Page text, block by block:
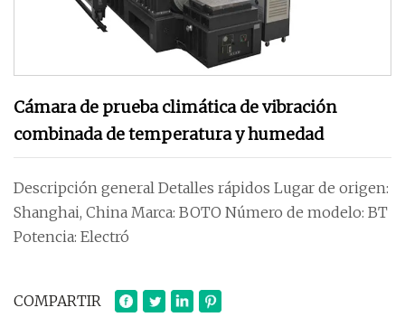
Cámara de prueba climática de vibración
combinada de temperatura y humedad
Descripción general Detalles rápidos Lugar de origen:
Shanghai, China Marca: BOTO Número de modelo: BT
Potencia: Electró
COMPARTIR